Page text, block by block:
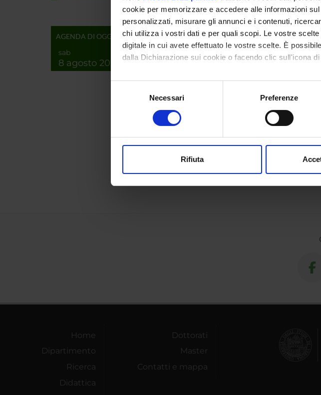
cookie per memorizzare e accedere alle informazioni
personalizzati, misurare gli annunci e i contenuti,
chi utilizza i vostri dati e per quali scopi. Le vostre
digitale in cui avete effettuato le vostre scelte. È
dalla Dichiarazione sui cookie o facendo clic sull'icona
Con il tuo consenso, vorremmo anche:
raccogliere informazioni sulla tua posizione
digitali).
modificare o ritirare il tuo consenso in qualsiasi
Necessari Preferenze
Rifiuta
AGENDA DI OGGI
sab
8 agosto 2026
COLLABORATORI ESTERNI
AREE DI RICERCA COINVOLTE DAL
Bioinformatica e informatica
Home
Dipartimento
Ricerca
Didattica
Dottorati
Master
Contatti e mappa